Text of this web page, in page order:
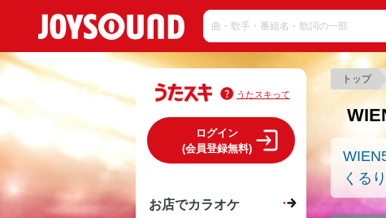
トップ
くるり
うたスキって
ログイン
(会員登録無料)
お店でカラオケ